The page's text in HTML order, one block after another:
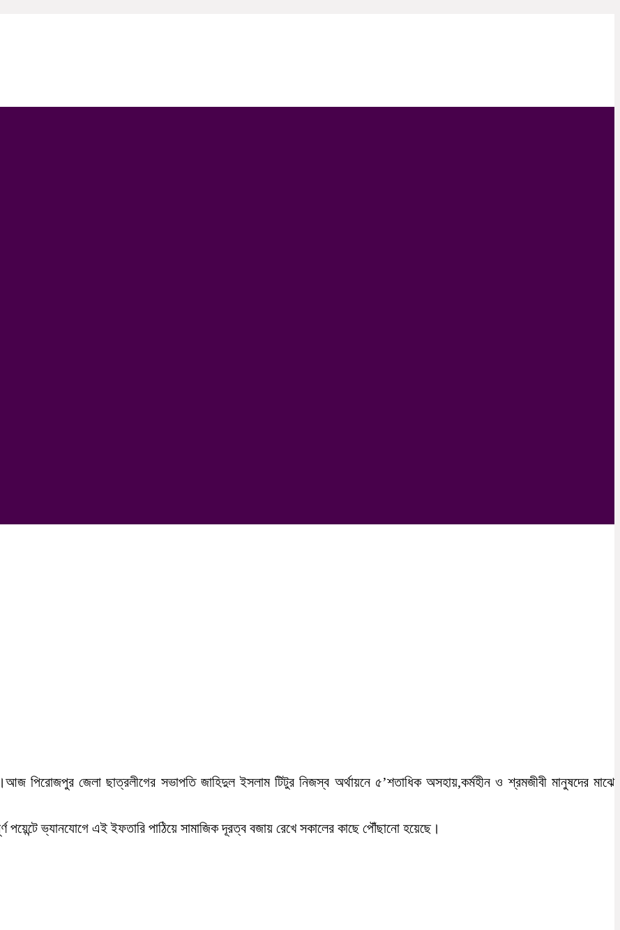
পিরোজপুর জেলা ছাত্রলীগের সভাপতি জাহিদুল ইসলাম টিটুর নিজস্ব অর্থায়নে ৫’শতাধিক অসহায়,কর্মহীন ও শ্রমজীবী মানুষদের মাঝে
ভ্যানযোগে এই ইফতারি পাঠিয়ে সামাজিক দূরত্ব বজায় রেখে সকালের কাছে পৌঁছানো হয়েছে।